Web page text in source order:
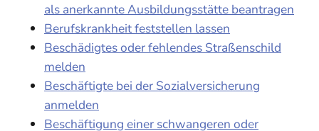
als anerkannte Ausbildungsstätte beantragen
Berufskrankheit feststellen lassen
Beschädigtes oder fehlendes Straßenschild
melden
Beschäftigte bei der Sozialversicherung
anmelden
Beschäftigung einer schwangeren oder